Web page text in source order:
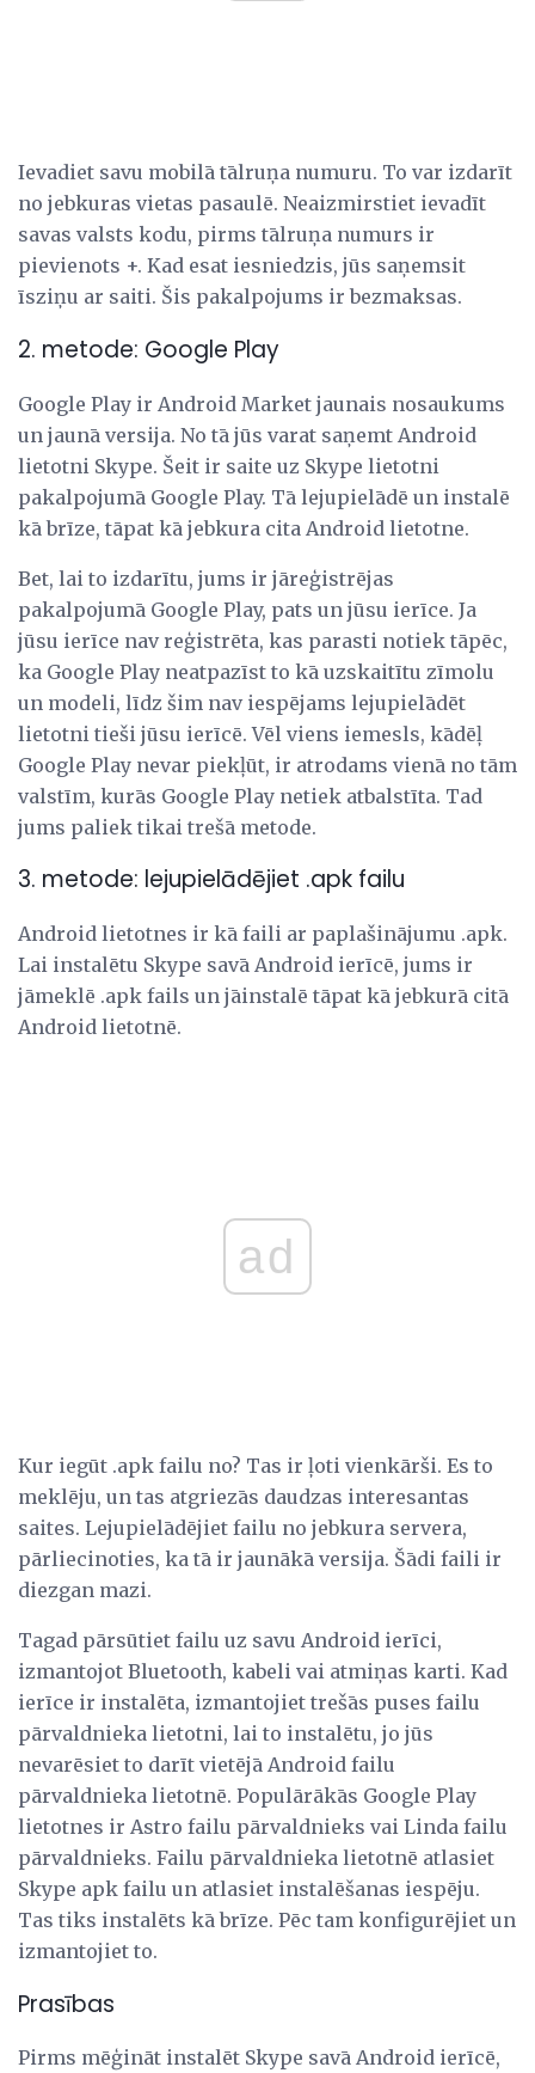
Ievadiet savu mobilā tālruņa numuru. To var izdarīt
no jebkuras vietas pasaulē. Neaizmirstiet ievadīt
savas valsts kodu, pirms tālruņa numurs ir
pievienots +. Kad esat iesniedzis, jūs saņemsit
īsziņu ar saiti. Šis pakalpojums ir bezmaksas.
2. metode: Google Play
Google Play ir Android Market jaunais nosaukums
un jaunā versija. No tā jūs varat saņemt Android
lietotni Skype. Šeit ir saite uz Skype lietotni
pakalpojumā Google Play. Tā lejupielādē un instalē
kā brīze, tāpat kā jebkura cita Android lietotne.
Bet, lai to izdarītu, jums ir jāreģistrējas
pakalpojumā Google Play, pats un jūsu ierīce. Ja
jūsu ierīce nav reģistrēta, kas parasti notiek tāpēc,
ka Google Play neatpazīst to kā uzskaitītu zīmolu
un modeli, līdz šim nav iespējams lejupielādēt
lietotni tieši jūsu ierīcē. Vēl viens iemesls, kādēļ
Google Play nevar piekļūt, ir atrodams vienā no tām
valstīm, kurās Google Play netiek atbalstīta. Tad
jums paliek tikai trešā metode.
3. metode: lejupielādējiet .apk failu
Android lietotnes ir kā faili ar paplašinājumu .apk.
Lai instalētu Skype savā Android ierīcē, jums ir
jāmeklē .apk fails un jāinstalē tāpat kā jebkurā citā
Android lietotnē.
ad
Kur iegūt .apk failu no? Tas ir ļoti vienkārši. Es to
meklēju, un tas atgriezās daudzas interesantas
saites. Lejupielādējiet failu no jebkura servera,
pārliecinoties, ka tā ir jaunākā versija. Šādi faili ir
diezgan mazi.
Tagad pārsūtiet failu uz savu Android ierīci,
izmantojot Bluetooth, kabeli vai atmiņas karti. Kad
ierīce ir instalēta, izmantojiet trešās puses failu
pārvaldnieka lietotni, lai to instalētu, jo jūs
nevarēsiet to darīt vietējā Android failu
pārvaldnieka lietotnē. Populārākās Google Play
lietotnes ir Astro failu pārvaldnieks vai Linda failu
pārvaldnieks. Failu pārvaldnieka lietotnē atlasiet
Skype apk failu un atlasiet instalēšanas iespēju.
Tas tiks instalēts kā brīze. Pēc tam konfigurējiet un
izmantojiet to.
Prasības
Pirms mēģināt instalēt Skype savā Android ierīcē,